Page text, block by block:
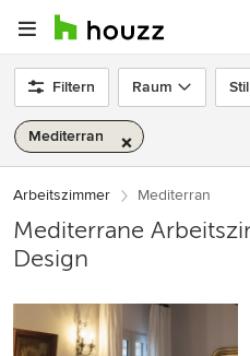
Filtern Raum Stil
Mediterran
Arbeitszimmer Mediterran
Mediterrane
Design